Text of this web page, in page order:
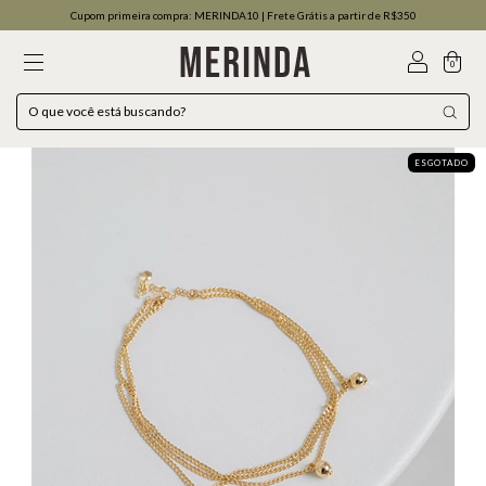
Cupom primeira compra: MERINDA10 | Frete Grátis a partir de R$350
0
ESGOTADO